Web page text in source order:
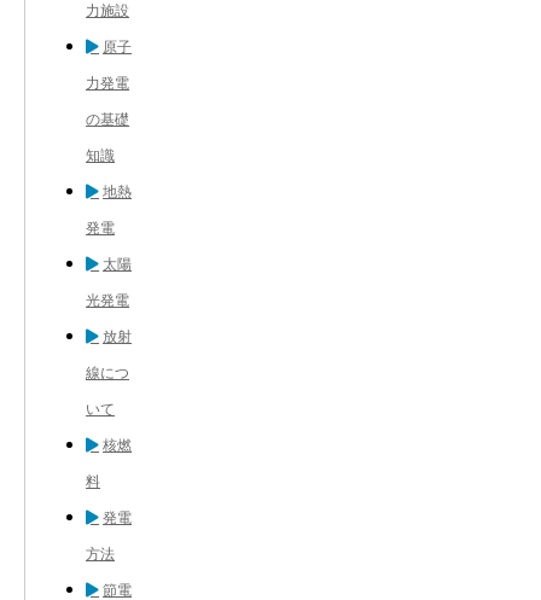
力施設
原子
力発電
の基礎
知識
地熱
発電
太陽
光発電
放射
線につ
いて
核燃
料
発電
方法
節電